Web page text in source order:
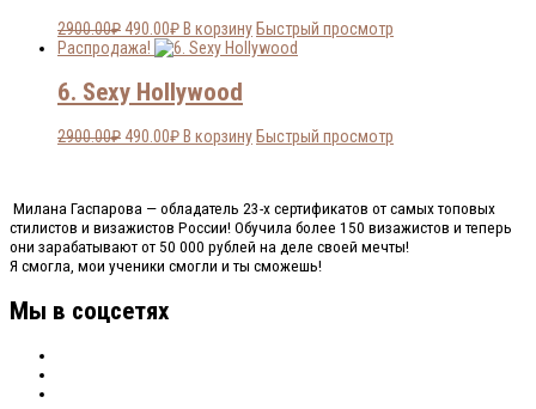
2900.00₽Первоначальная
цена
2900.00₽.
490.00₽Текущая
цена:
В корзинуБыстрый просмотр
Распродажа!
6. Sexy Hollywood
2900.00₽Первоначальная
490.00₽Текущая
В корзину Быстрый просмотр
Милана Гаспарова — обладатель 23-х сертификатов от самых топовых
стилистов и визажистов России! Обучила более 150 визажистов и теперь
они зарабатывают от 50 000 рублей на деле своей мечты!
Я смогла, мои ученики смогли и ты сможешь!
Мы в соцсетях